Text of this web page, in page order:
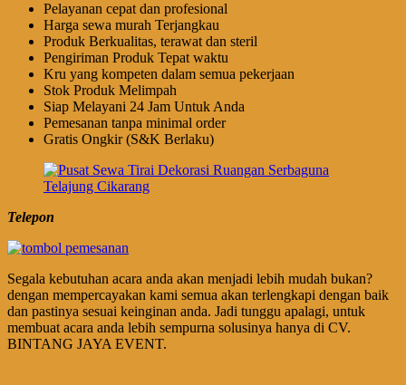
Pelayanan cepat dan profesional
Harga sewa murah Terjangkau
Produk Berkualitas, terawat dan steril
Pengiriman Produk Tepat waktu
Kru yang kompeten dalam semua pekerjaan
Stok Produk Melimpah
Siap Melayani 24 Jam Untuk Anda
Pemesanan tanpa minimal order
Gratis Ongkir (S&K Berlaku)
Telepon
Segala kebutuhan acara anda akan menjadi lebih mudah bukan?
dengan mempercayakan kami semua akan terlengkapi dengan baik
dan pastinya sesuai keinginan anda. Jadi tunggu apalagi, untuk
membuat acara anda lebih sempurna solusinya hanya di CV.
BINTANG JAYA EVENT.